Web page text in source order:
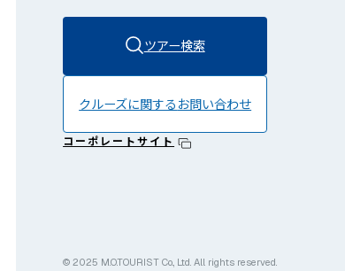
ツアー検索
クルーズに関する お問い合わせ
コーポレートサイト
© 2025 M.O.TOURIST Co., Ltd. All rights reserved.